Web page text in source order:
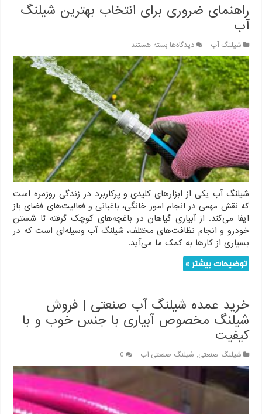
راهنمای ضروری برای انتخاب بهترین شیلنگ
آب
شیلنگ آب دیدگاه‌هابرای
راهنمای
ضروری
برای
انتخاب
بهترین
شیلنگ
آب
بسته هستند
شیلنگ آب یکی از ابزارهای کلیدی و پرکاربرد در زندگی روزمره است
که نقش مهمی در انجام امور خانگی، باغبانی و فعالیت‌های فضای باز
ایفا می‌کند. از آبیاری گیاهان در باغچه‌های کوچک گرفته تا شستن
خودرو و انجام نظافت‌های مختلف، شیلنگ آب وسیله‌ای است که در
بسیاری از کارها به کمک ما می‌آید.
توضیحات بیشتر »
خرید عمده شیلنگ آب صنعتی | فروش
شیلنگ مخصوص آبیاری با جنس خوب و با
کیفیت
شیلنگ صنعتی, شیلنگ صنعتی آب 0